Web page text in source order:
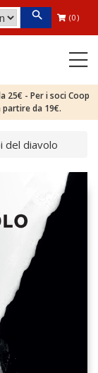
(0)
25€ - Per i soci Coop
da 19€.
del diavolo